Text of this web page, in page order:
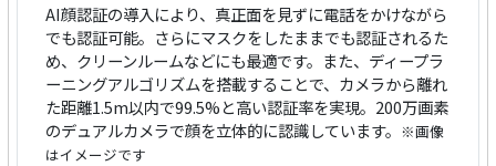
AI顔認証の導入により、真正面を見ずに電話をかけながら
でも認証可能。さらにマスクをしたままでも認証されるた
め、クリーンルームなどにも最適です。また、ディープラ
ーニングアルゴリズムを搭載することで、カメラから離れ
た距離1.5m以内で99.5%と高い認証率を実現。200万画素
のデュアルカメラで顔を立体的に認識しています。 ※画像
はイメージです